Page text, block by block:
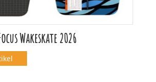
Wakeskate 2026